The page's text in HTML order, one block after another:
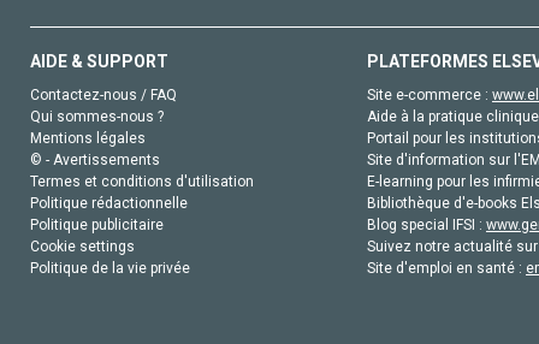
AIDE & SUPPORT
Contactez-nous / FAQ
Qui sommes-nous ?
Mentions légales
© - Avertissements
Termes et conditions d'utilisation
Politique rédactionnelle
Politique publicitaire
Cookie settings
Politique de la vie privée
PLATEFORMES
Site e-commerce :
Aide à la pratique
Portail pour les
Site d'information sur
E-learning pour les
Bibliothèque d'e-books
Blog special IFSI :
Suivez notre actualité
Site d'emploi en santé :